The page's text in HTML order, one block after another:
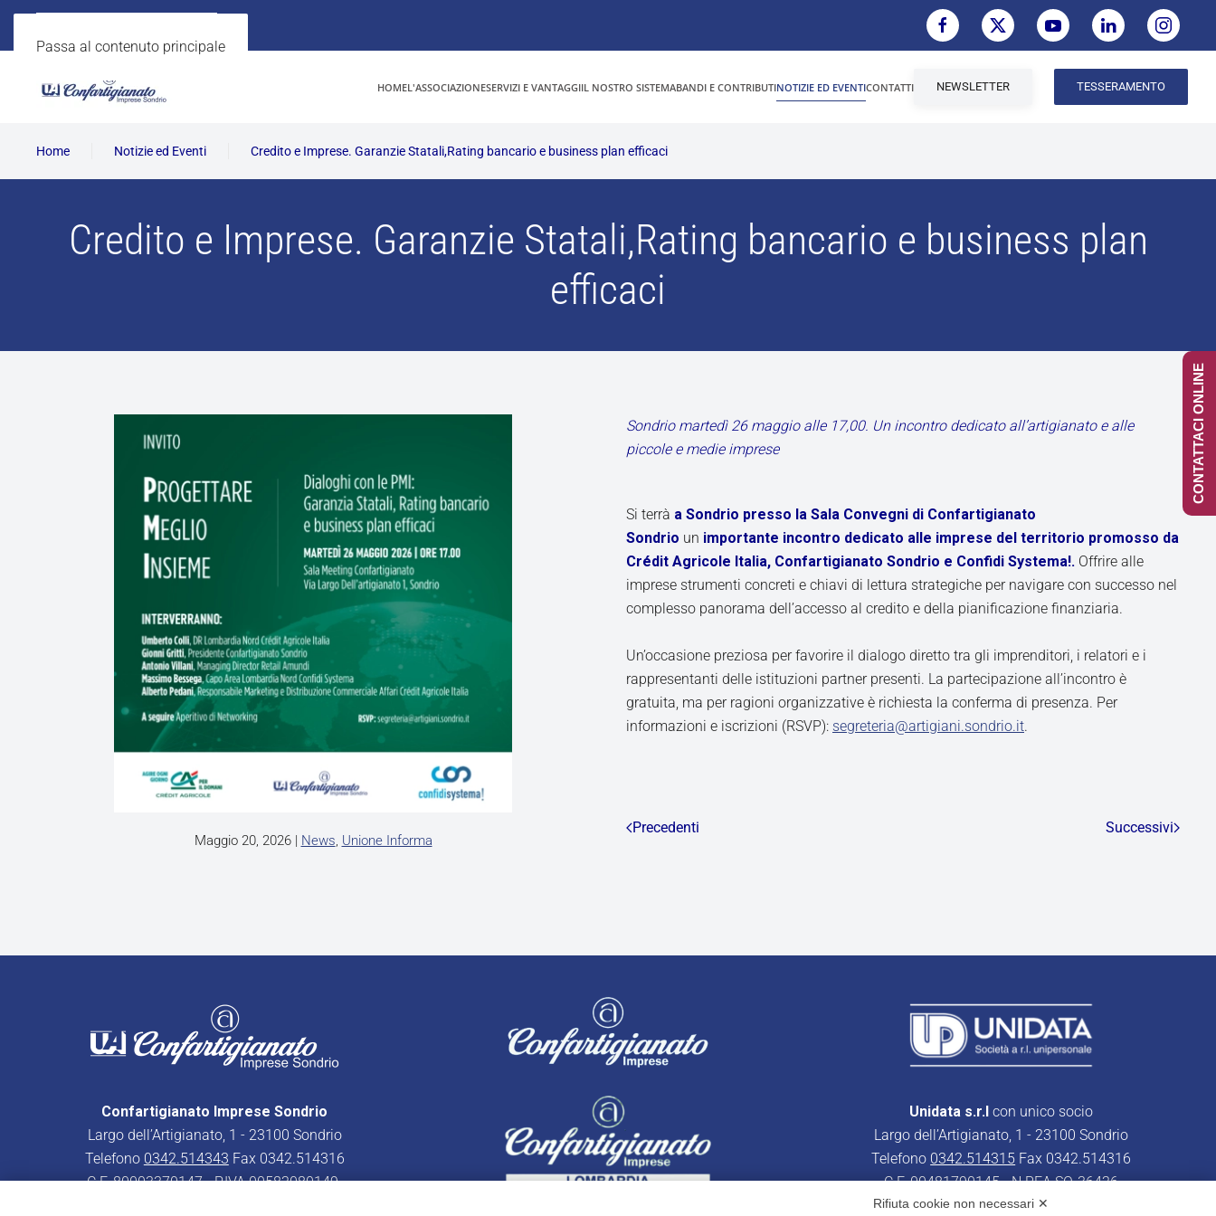
Passa al contenuto principale
HOMEL'ASSOCIAZIONESERVIZI E VANTAGGIIL NOSTRO SISTEMABANDI E CONTRIBUTINOTIZIE ED EVENTICONTATTI NEWSLETTER TESSERAMENTO
Home Notizie ed Eventi Credito e Imprese. Garanzie Statali,Rating bancario e business plan efficaci
Credito e Imprese. Garanzie Statali,Rating bancario e business plan
efficaci
Maggio 20, 2026| News, Unione Informa
Sondrio martedì 26 maggio alle 17,00. Un incontro dedicato all’artigianato e alle
piccole e medie imprese
Si terrà a Sondrio presso la Sala Convegni di Confartigianato
Sondrio un importante incontro dedicato alle imprese del territorio promosso da
Crédit Agricole Italia, Confartigianato Sondrio e Confidi Systema!. Offrire alle
imprese strumenti concreti e chiavi di lettura strategiche per navigare con successo nel
complesso panorama dell’accesso al credito e della pianificazione finanziaria.
Un’occasione preziosa per favorire il dialogo diretto tra gli imprenditori, i relatori e i
rappresentanti delle istituzioni partner presenti. La partecipazione all’incontro è
gratuita, ma per ragioni organizzative è richiesta la conferma di presenza. Per
informazioni e iscrizioni (RSVP): segreteria@artigiani.sondrio.it.
Precedenti Successivi
Confartigianato Imprese Sondrio
Largo dell’Artigianato, 1 - 23100 Sondrio
Telefono 0342.514343 Fax 0342.514316
C.F. 80003370147 - P.IVA 00582080149
Unidata s.r.l con unico socio
Largo dell’Artigianato, 1 - 23100 Sondrio
Telefono 0342.514315 Fax 0342.514316
C.F. 00481790145 - N.REA SO-36426
PEC:unidata.sondrio@legalmail.it
CONTATTACI ONLINE
Rifiuta cookie non necessari ✕